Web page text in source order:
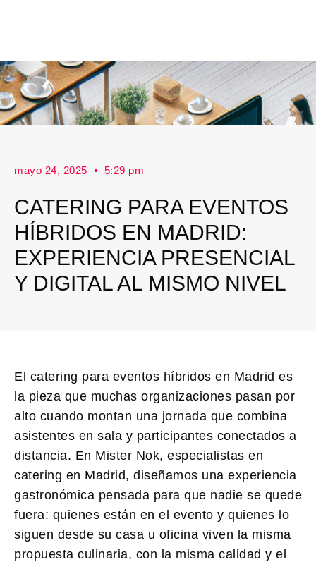
mayo 24, 2025 5:29 pm
CATERING PARA EVENTOS
HÍBRIDOS EN MADRID:
EXPERIENCIA PRESENCIAL
Y DIGITAL AL MISMO NIVEL
El catering para eventos híbridos en Madrid es
la pieza que muchas organizaciones pasan por
alto cuando montan una jornada que combina
asistentes en sala y participantes conectados a
distancia. En Mister Nok, especialistas en
catering en Madrid, diseñamos una experiencia
gastronómica pensada para que nadie se quede
fuera: quienes están en el evento y quienes lo
siguen desde su casa u oficina viven la misma
propuesta culinaria, con la misma calidad y el